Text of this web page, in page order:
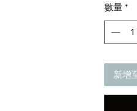
格
為
HK$10.00
(菊糖有
-含
-含鋅
統排出
*不含
https://
數量 *
新增